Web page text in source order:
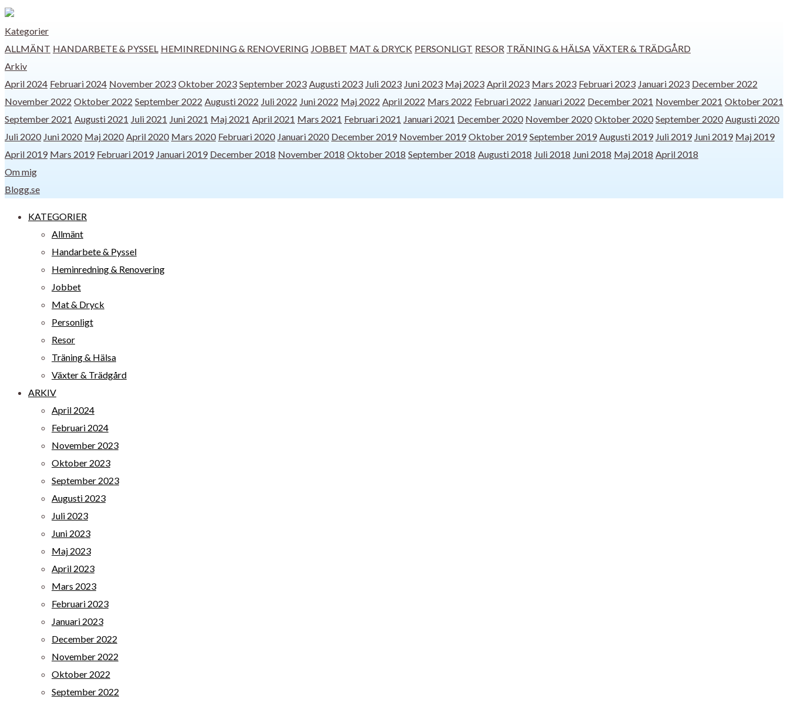
Kategorier
ALLMÄNT HANDARBETE & PYSSEL HEMINREDNING & RENOVERING JOBBET MAT & DRYCK PERSONLIGT RESOR TRÄNING & HÄLSA VÄXTER & TRÄDGÅRD
Arkiv
April 2024 Februari 2024 November 2023 Oktober 2023 September 2023 Augusti 2023 Juli 2023 Juni 2023 Maj 2023 April 2023 Mars 2023 Februari 2023 Januari 2023 December 2022
November 2022 Oktober 2022 September 2022 Augusti 2022 Juli 2022 Juni 2022 Maj 2022 April 2022 Mars 2022 Februari 2022 Januari 2022 December 2021 November 2021 Oktober 2021
September 2021 Augusti 2021 Juli 2021 Juni 2021 Maj 2021 April 2021 Mars 2021 Februari 2021 Januari 2021 December 2020 November 2020 Oktober 2020 September 2020 Augusti 2020
Juli 2020 Juni 2020 Maj 2020 April 2020 Mars 2020 Februari 2020 Januari 2020 December 2019 November 2019 Oktober 2019 September 2019 Augusti 2019 Juli 2019 Juni 2019 Maj 2019
April 2019 Mars 2019 Februari 2019 Januari 2019 December 2018 November 2018 Oktober 2018 September 2018 Augusti 2018 Juli 2018 Juni 2018 Maj 2018 April 2018
Om mig
Blogg.se
KATEGORIER
Allmänt
Handarbete & Pyssel
Heminredning & Renovering
Jobbet
Mat & Dryck
Personligt
Resor
Träning & Hälsa
Växter & Trädgård
ARKIV
April 2024
Februari 2024
November 2023
Oktober 2023
September 2023
Augusti 2023
Juli 2023
Juni 2023
Maj 2023
April 2023
Mars 2023
Februari 2023
Januari 2023
December 2022
November 2022
Oktober 2022
September 2022